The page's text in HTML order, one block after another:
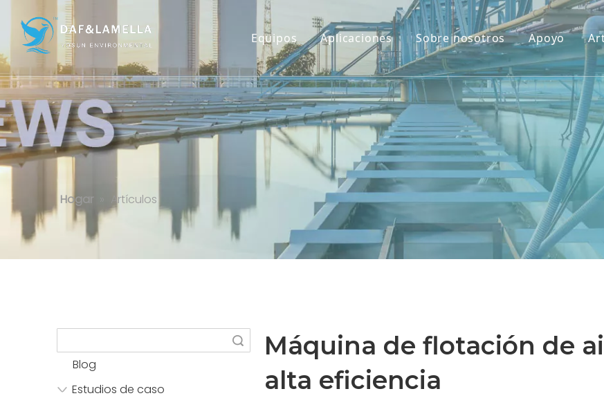
Equipos Aplicaciones Sobre nosotros Apoyo
Artículos
Hogar Artículos
Blog
Estudios de caso
Máquina de flotación de
alta eficiencia